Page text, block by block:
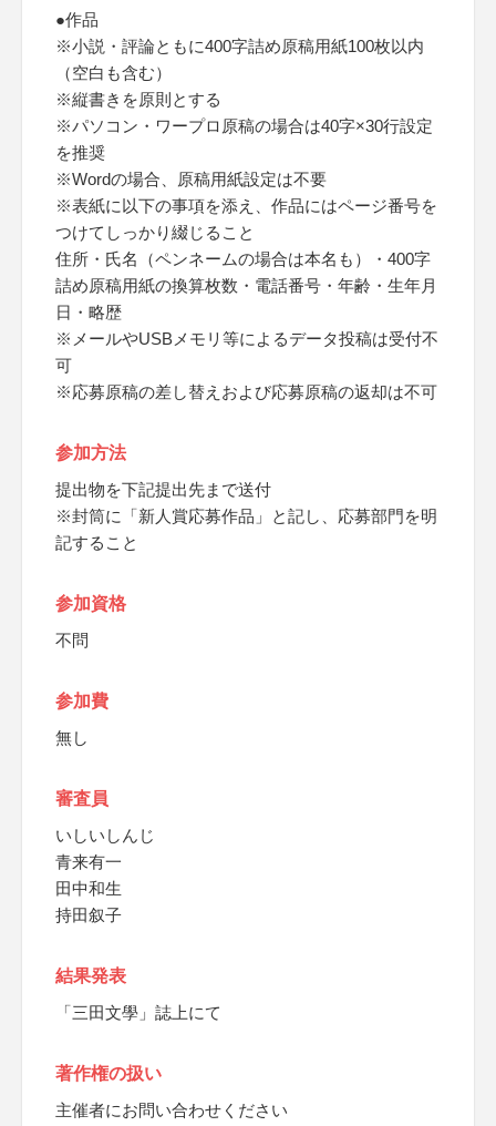
●作品
※小説・評論ともに400字詰め原稿用紙100枚以内
（空白も含む）
※縦書きを原則とする
※パソコン・ワープロ原稿の場合は40字×30行設定
を推奨
※Wordの場合、原稿用紙設定は不要
※表紙に以下の事項を添え、作品にはページ番号を
つけてしっかり綴じること
住所・氏名（ペンネームの場合は本名も）・400字
詰め原稿用紙の換算枚数・電話番号・年齢・生年月
日・略歴
※メールやUSBメモリ等によるデータ投稿は受付不
可
※応募原稿の差し替えおよび応募原稿の返却は不可
参加方法
提出物を下記提出先まで送付
※封筒に「新人賞応募作品」と記し、応募部門を明
記すること
参加資格
不問
参加費
無し
審査員
いしいしんじ
青来有一
田中和生
持田叙子
結果発表
「三田文學」誌上にて
著作権の扱い
主催者にお問い合わせください